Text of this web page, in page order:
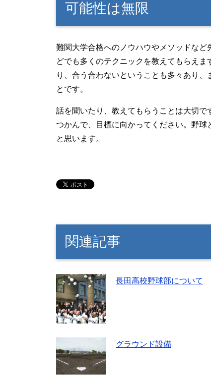
可能性は無限
難関大学合格へのノウハウやメソッドな
どでも多くのテクニックを教えてもらえ
り、合う合わないということも多々あり
とです。
話を聞いたり、教えてもらうことは大切
つかんで、目標に向かってください。野
と思います。
関連記事
長田高校野球部について
グラウンド設備